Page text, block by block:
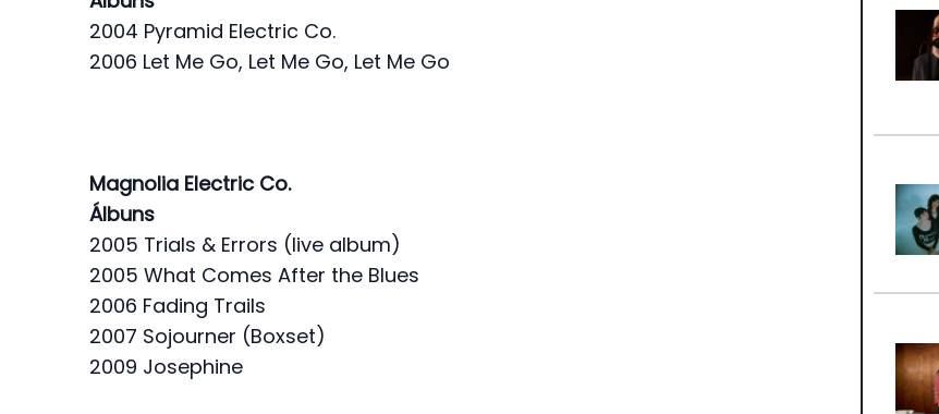
2004 Pyramid Electric Co.
2006 Let Me Go, Let Me Go, Let Me Go
Magnolia Electric Co.
Álbuns
2005 Trials & Errors (live album)
2005 What Comes After the Blues
2006 Fading Trails
2007 Sojourner (Boxset)
2009 Josephine